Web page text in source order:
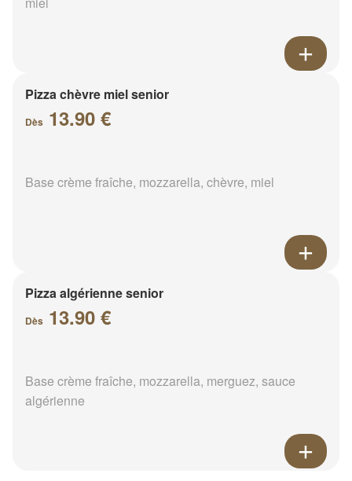
Pizza chèvre miel senior
Dès 13.90 €
Base crème fraîche, mozzarella, chèvre, miel
Pizza algérienne senior
Dès 13.90 €
Base crème fraîche, mozzarella, merguez, sauce
algérienne